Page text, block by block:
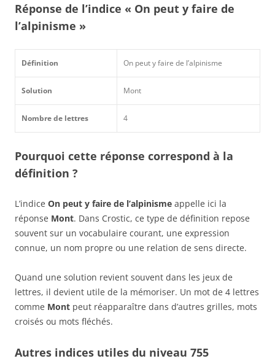
Réponse de l’indice « On peut y faire de
l’alpinisme »
Définition On peut y faire de l’alpinisme
Solution Mont
Nombre de lettres 4
Pourquoi cette réponse correspond à la
définition ?
L’indice On peut y faire de l’alpinisme appelle ici la
réponse Mont. Dans Crostic, ce type de définition repose
souvent sur un vocabulaire courant, une expression
connue, un nom propre ou une relation de sens directe.
Quand une solution revient souvent dans les jeux de
lettres, il devient utile de la mémoriser. Un mot de 4 lettres
comme Mont peut réapparaître dans d’autres grilles, mots
croisés ou mots fléchés.
Autres indices utiles du niveau 755